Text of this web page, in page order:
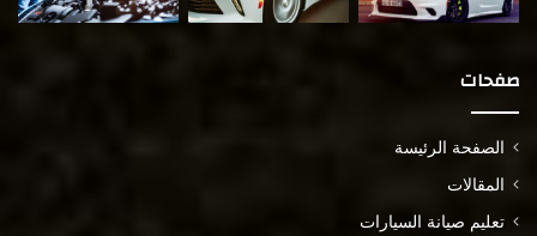
صفحات
الصفحة الرئيسة
المقالات
تعليم صيانة السيارات